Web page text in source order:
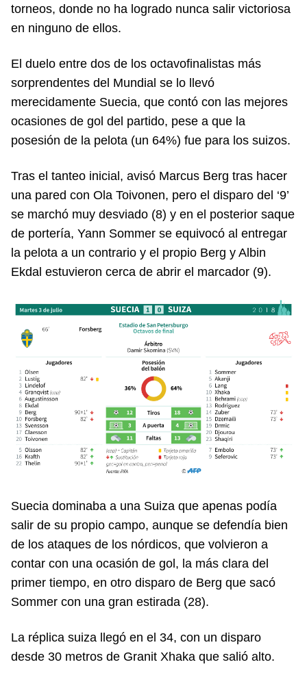
torneos, donde no ha logrado nunca salir victoriosa
en ninguno de ellos.
El duelo entre dos de los octavofinalistas más
sorprendentes del Mundial se lo llevó
merecidamente Suecia, que contó con las mejores
ocasiones de gol del partido, pese a que la
posesión de la pelota (un 64%) fue para los suizos.
Tras el tanteo inicial, avisó Marcus Berg tras hacer
una pared con Ola Toivonen, pero el disparo del ‘9’
se marchó muy desviado (8) y en el posterior saque
de portería, Yann Sommer se equivocó al entregar
la pelota a un contrario y el propio Berg y Albin
Ekdal estuvieron cerca de abrir el marcador (9).
Suecia dominaba a una Suiza que apenas podía
salir de su propio campo, aunque se defendía bien
de los ataques de los nórdicos, que volvieron a
contar con una ocasión de gol, la más clara del
primer tiempo, en otro disparo de Berg que sacó
Sommer con una gran estirada (28).
La réplica suiza llegó en el 34, con un disparo
desde 30 metros de Granit Xhaka que salió alto.